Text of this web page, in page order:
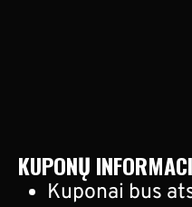
KUPONŲ
Kuponai bus